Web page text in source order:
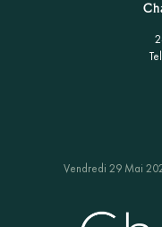
Vendredi 29 Mai